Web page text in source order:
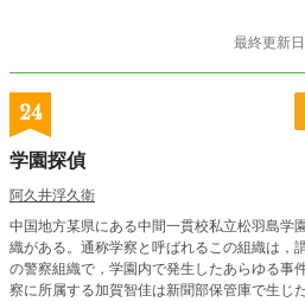
最終更新
24
学園探偵
阿久井浮久衛
中国地方某県にある中間一貫校私立松羽島学
織がある。通称学察と呼ばれるこの組織は，
の警察組織で，学園内で発生したあらゆる事
察に所属する加賀智佳は新聞部保管庫で生じ